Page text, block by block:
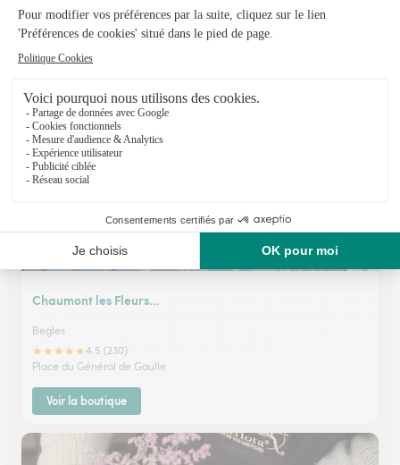
Le Camelia
★★★★★4.3 (123)
Voir la boutique
Chaumont les Fleurs…
Begles
★★★★★4.5 (230)
Place du Général de Gaulle
Voir la boutique